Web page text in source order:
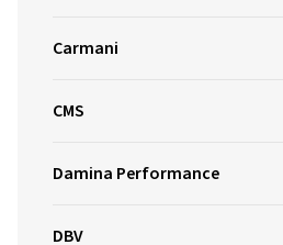
Carmani
CMS
Damina Performance
DBV